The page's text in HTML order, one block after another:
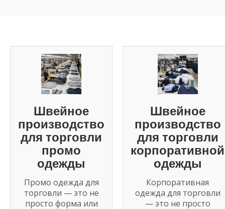
Швейное
производство
для торговли
промо
одежды
Промо одежда для
торговли — это не
просто форма или
Швейное
производство
для торговли
корпоративной
одежды
Корпоративная
одежда для торговли
— это не просто